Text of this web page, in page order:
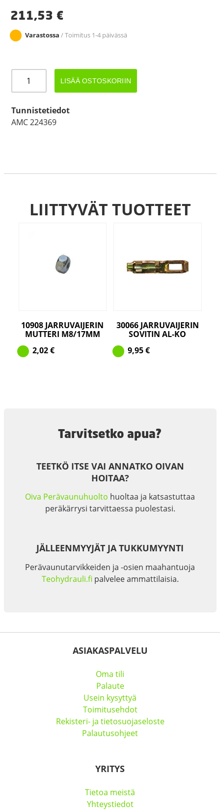
211,53 €
Varastossa / Toimitus 1-4 päivässä
AL-
KO
LISÄÄ OSTOSKORIIN
Tunnistetiedot
AMC 224369
LIITTYVÄT TUOTTEET
10908 JARRUVAIJERIN
MUTTERI M8/17MM
2,02€
30066 JARRUVAIJERIN
SOVITIN AL-KO
9,95€
Tarvitsetko apua?
TEETKÖ ITSE VAI ANNATKO OIVAN
HOITAA?
Oiva Perävaunuhuolto huoltaa ja katsastuttaa
peräkärrysi tarvittaessa puolestasi.
JÄLLEENMYYJÄT JA TUKKUMYYNTI
Perävaunutarvikkeiden ja -osien maahantuoja
Teohydrauli.fi palvelee ammattilaisia.
ASIAKASPALVELU
Oma tili
Palaute
Usein kysyttyä
Toimitusehdot
Rekisteri- ja tietosuojaseloste
Palautusohjeet
YRITYS
Tietoa meistä
Yhteystiedot